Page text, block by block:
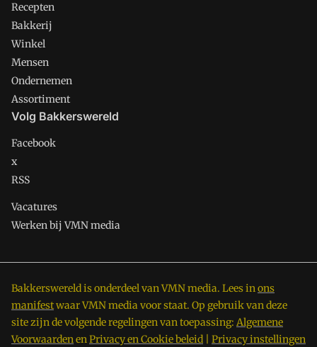
Recepten
Bakkerij
Winkel
Mensen
Ondernemen
Assortiment
Volg Bakkerswereld
Facebook
x
RSS
Vacatures
Werken bij VMN media
Bakkerswereld is onderdeel van VMN media. Lees inons
manifestwaar VMN media voor staat. Op gebruik van deze
site zijn de volgende regelingen van toepassing: Algemene
VoorwaardenenPrivacy en Cookie beleid Privacy instellingen